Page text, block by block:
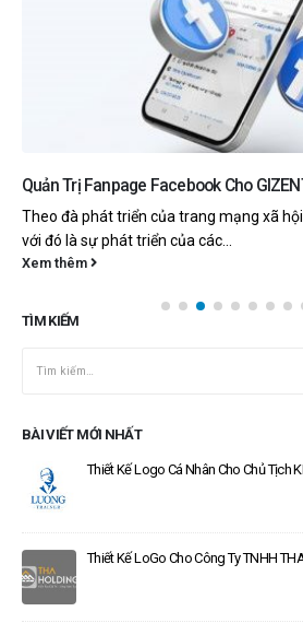
Quản Trị Fanpage Facebook Cho
Theo đà phát triển của trang mạng xã
với đó là sự phát triển của các...
Xem thêm
TÌM KIẾM
BÀI VIẾT MỚI NHẤT
Thiết Kế Logo Cá Nhân Cho Chủ Tịch
Thiết Kế LoGo Cho Công Ty TNHH